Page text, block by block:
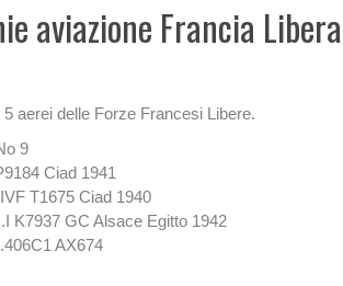
aviazione Francia Libera
aerei delle Forze Francesi Libere.
9
Ciad 1941
T1675 Ciad 1940
K7937 GC Alsace Egitto 1942
AX674